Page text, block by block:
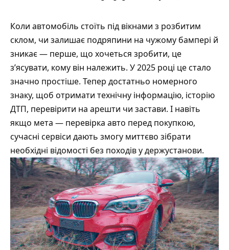
Коли автомобіль стоїть під вікнами з розбитим
склом, чи залишає подряпини на чужому бампері й
зникає — перше, що хочеться зробити, це
з’ясувати, кому він належить. У 2025 році це стало
значно простіше. Тепер достатньо номерного
знаку, щоб отримати технічну інформацію, історію
ДТП, перевірити на арешти чи застави. І навіть
якщо мета — перевірка авто перед покупкою,
сучасні сервіси дають змогу миттєво зібрати
необхідні відомості без походів у держустанови.